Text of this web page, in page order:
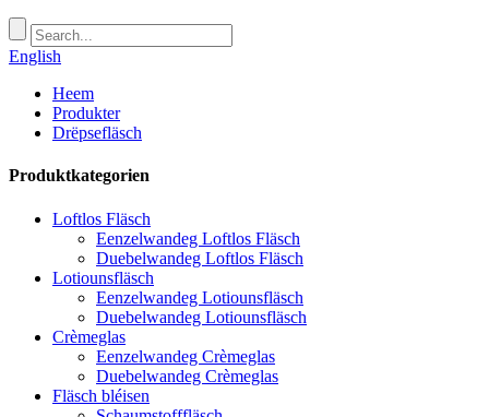
English
Heem
Produkter
Drëpsefläsch
Produktkategorien
Loftlos Fläsch
Eenzelwandeg Loftlos Fläsch
Duebelwandeg Loftlos Fläsch
Lotiounsfläsch
Eenzelwandeg Lotiounsfläsch
Duebelwandeg Lotiounsfläsch
Crèmeglas
Eenzelwandeg Crèmeglas
Duebelwandeg Crèmeglas
Fläsch bléisen